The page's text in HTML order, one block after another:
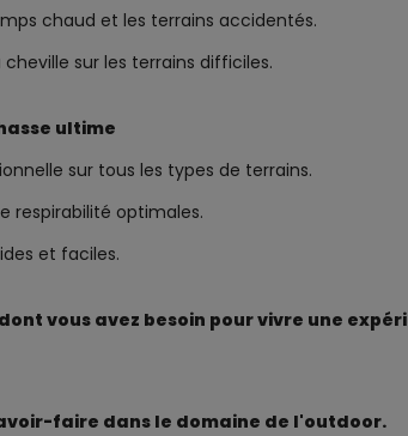
chaud et les terrains accidentés.
sur les terrains difficiles.
ultime
sur tous les types de terrains.
respirabilité optimales.
et faciles.
vous avez besoin pour vivre une
faire dans le domaine de l'outdoor.